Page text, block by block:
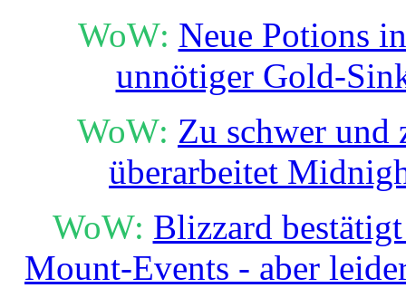
WoW: Neue Potions
unnötiger Gold-
WoW: Zu schwer
überarbeitet
WoW: Blizzard
Mount-Events - aber